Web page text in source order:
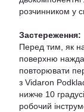
розчинником у
Застереження:
Перед тим, як
поверхню
повторювати
з Vidaron
нижче 10
робочий